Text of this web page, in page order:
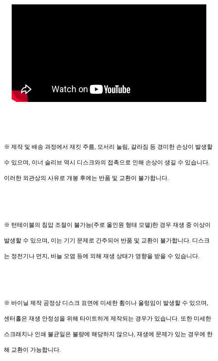
※ 제작 및 배송 과정에서 재킷 주름, 모서리 눌림, 갈라짐 등 경미한 손상이 발생할
수 있으며, 이너 슬리브 역시 디스크와의 접촉으로 인해 손상이 생길 수 있습니다.
이러한 외관상의 사유로 개봉 후에는 반품 및 교환이 불가합니다.
※ 턴테이블의 침압 조절이 불가능(주로 올인원 형태 모델)한 경우 재생 중 이상이
발생할 수 있으며, 이는 기기 문제로 간주되어 반품 및 교환이 불가합니다. 디스크
는 정전기나 먼지, 바늘 오염 등에 의해 재생 상태가 영향을 받을 수 있습니다.
※ 바이닐 제작 공정상 디스크 표면에 미세한 휨이나 울렁임이 발생할 수 있으며,
센터홀은 재생 안정성을 위해 타이트하게 제작되는 경우가 있습니다. 또한 미세한
스크래치나 인쇄 불균일은 불량에 해당하지 않으나, 재생에 문제가 있는 경우에 한
해 교환이 가능합니다.